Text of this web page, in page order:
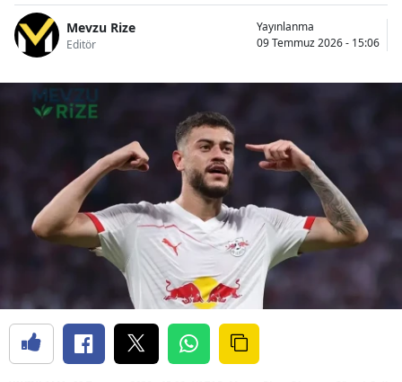
Mevzu Rize
Editör
Yayınlanma
09 Temmuz 2026 - 15:06